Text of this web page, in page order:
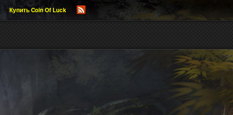
Купить Coin Of Luck